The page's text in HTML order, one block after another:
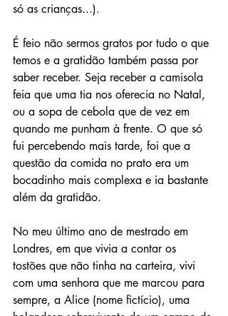
só as crianças...).
É feio não sermos gratos por tudo o que
temos e a gratidão também passa por
saber receber. Seja receber a camisola
feia que uma tia nos oferecia no Natal,
ou a sopa de cebola que de vez em
quando me punham à frente. O que só
fui percebendo mais tarde, foi que a
questão da comida no prato era um
bocadinho mais complexa e ia bastante
além da gratidão.
No meu último ano de mestrado em
Londres, em que vivia a contar os
tostões que não tinha na carteira, vivi
com uma senhora que me marcou para
sempre, a Alice (nome fictício), uma